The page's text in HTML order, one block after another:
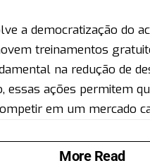
a democratização do
treinamentos
na redução de
essas ações permitem
em um mercado
More Read